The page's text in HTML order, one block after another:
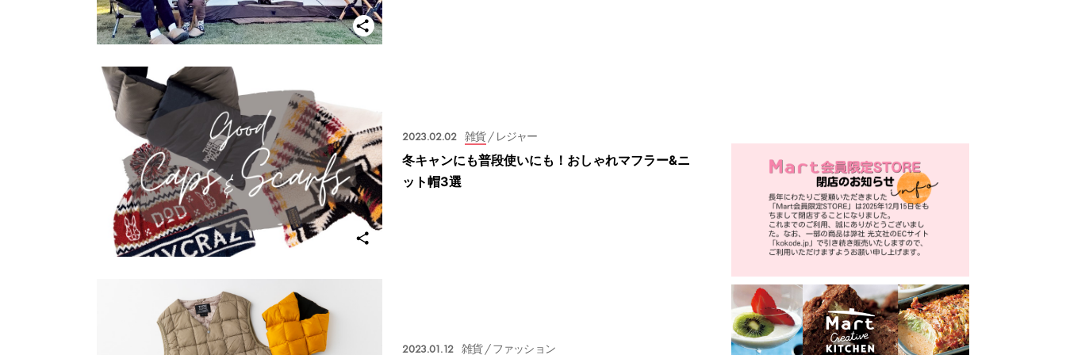
2023.02.02 雑貨/ レジャー
冬キャンにも普段使いにも！おしゃれマフラー&ニ
ット帽3選
2023.01.12 雑貨/ ファッション